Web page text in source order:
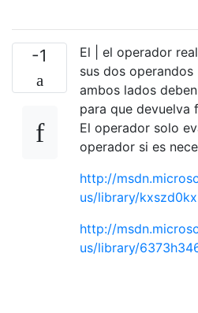
-1
El | el operador
sus dos
ambos lados
para que devuelva
El operador solo
operador si es
http://
us/library/
http://
us/library/